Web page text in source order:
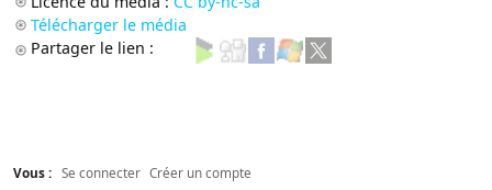
Télécharger le média
Partager le lien :
Vous : Se connecter Créer un compte